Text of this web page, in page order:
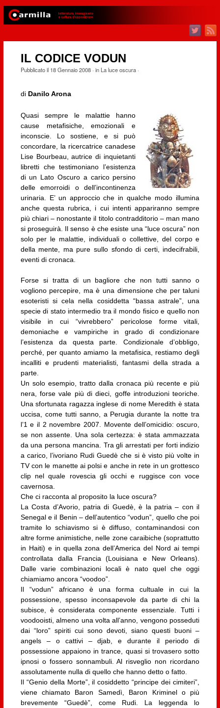
IL CODICE VODUN
Pubblicato il 18 Gennaio 2008· in La luce oscura·
di Danilo Arona
Quasi sempre le malattie hanno
cause metafisiche, emozionali e
inconscie. Lo sostiene, e si può
concordare, la ricercatrice canadese
Lise Bourbeau, autrice di inquietanti
libretti che testimoniano l’esistenza
di un Lato Oscuro a carico persino
delle emorroidi o dell’incontinenza
urinaria. E’ un approccio che in qualche modo illumina
anche questa rubrica, i cui intenti appariranno sempre
più chiari – nonostante il titolo contradditorio – man mano
si proseguirà. Il senso è che esiste una “luce oscura” non
solo per le malattie, individuali o collettive, del corpo e
della mente, ma pure sullo sfondo di certi, indecifrabili,
eventi di cronaca.
Forse si tratta di un bagliore che non tutti sanno o
vogliono percepire, ma è una dimensione che per taluni
esoteristi si cela nella cosiddetta “bassa astrale”, una
specie di stato intermedio tra il mondo fisico e quello non
visibile in cui “vivrebbero” pericolose forme vitali,
demoniache e vampiriche in grado di condizionare
l’esistenza da questa parte. Condizionale d’obbligo,
perché, per quanto amiamo la metafisica, restiamo degli
incalliti e prudenti materialisti, fantasmi della strada a
parte.
Un solo esempio, tratto dalla cronaca più recente e più
nera, forse vale più di dieci, goffe introduzioni teoriche.
Una sfortunata ragazza inglese di nome Meredith è stata
uccisa, come tutti sanno, a Perugia durante la notte tra
l’1 e il 2 novembre 2007. Movente dell’omicidio: oscuro,
se non assente. Una sola certezza: è stata ammazzata
da una persona mancina. Tra gli arrestati per forti indizio
a carico, l’ivoriano Rudi Guedè che si è visto più volte in
TV con le manette ai polsi e anche in rete in un grottesco
clip nel quale rovescia gli occhi e ruggisce con voce
cavernosa.
Che ci racconta al proposito la luce oscura?
La Costa d’Avorio, patria di Guedè, è la patria – con il
Senegal e il Benin – dell’autentico “vodun”, quello che poi
tramite lo schiavismo si è diffuso, contaminandosi con
altre forme animistiche, nelle zone caraibiche (soprattutto
in Haiti) e in quella zona dell’America del Nord ai tempi
controllata dalla Francia (Louisiana e New Orleans).
Dalle varie combinazioni locali è nato quel che oggi
chiamiamo ancora “voodoo”.
Il “vodun” africano è una forma cultuale in cui la
possessione, spesso inconsapevole da parte di chi la
subisce, è considerata componente essenziale. Tutti i
voodooisti, almeno una volta all’anno, vengono posseduti
dai “loro” spiriti cui sono devoti, siano questi buoni –
angels – o cattivi – djab, e durante il periodo di
possessione appaiono in trance, quasi si trovasero sotto
ipnosi o fossero sonnambuli. Al risveglio non ricordano
assolutamente nulla di quello che hanno detto o fatto.
Il “Genio della Morte”, il cosiddetto “principe dei cimiteri”,
viene chiamato Baron Samedì, Baron Kriminel o più
brevemente “Guedè”, come Rudi. La leggenda lo